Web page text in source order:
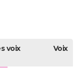
voix Voix